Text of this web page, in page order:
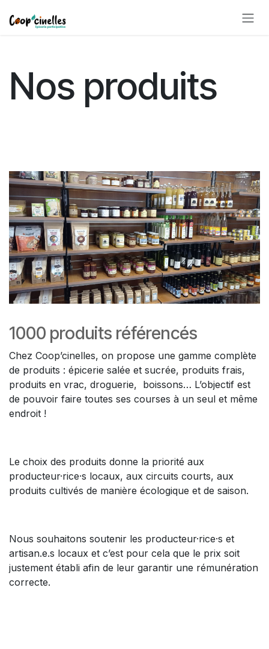
Nos produits
1000 produits référencés
Chez Coop’cinelles, on propose une gamme complète
de produits : épicerie salée et sucrée, produits frais,
produits en vrac, droguerie, boissons… L’objectif est
de pouvoir faire toutes ses courses à un seul et même
endroit !
Le choix des produits donne la priorité aux
producteur·rice·s locaux, aux circuits courts, aux
produits cultivés de manière écologique et de saison.
Nous souhaitons soutenir les producteur·rice·s et
artisan.e.s locaux et c’est pour cela que le prix soit
justement établi afin de leur garantir une rémunération
correcte.